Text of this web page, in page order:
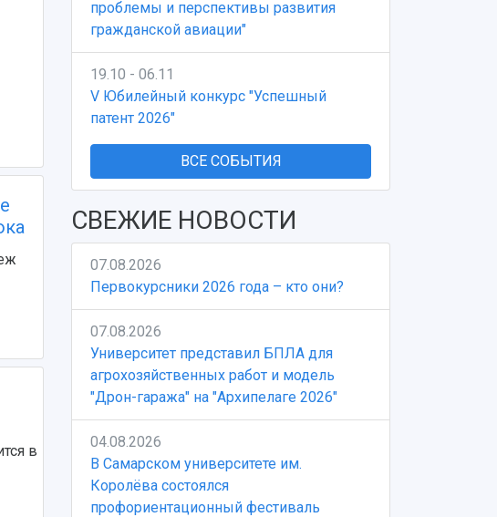
в
проблемы и перспективы развития
гражданской авиации"
19.10 - 06.11
V Юбилейный конкурс "Успешный
патент 2026"
ВСЕ СОБЫТИЯ
СВЕЖИЕ НОВОСТИ
07.08.2026
Первокурсники 2026 года – кто они?
07.08.2026
Университет представил БПЛА для
агрохозяйственных работ и модель
"Дрон-гаража" на "Архипелаге 2026"
04.08.2026
В Самарском университете им.
Королёва состоялся
профориентационный фестиваль